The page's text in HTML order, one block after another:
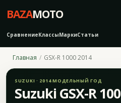
BAZAMOTO
СравнениеКлассыМаркиСтатьи
Главная GSX-R 1000 2014
SUZUKI · 2014 МОДЕЛЬНЫЙ ГОД
Suzuki GSX-R